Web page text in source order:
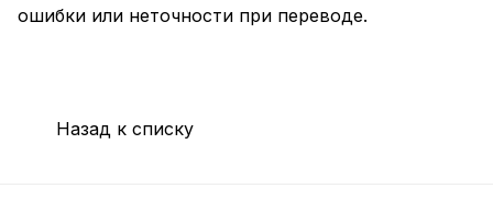
ошибки или неточности при переводе.
Назад к списку